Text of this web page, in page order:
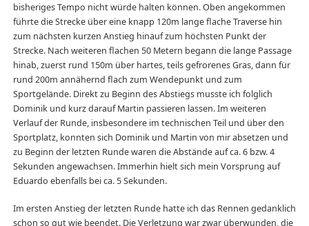
bisheriges Tempo nicht würde halten können. Oben angekommen
führte die Strecke über eine knapp 120m lange flache Traverse hin
zum nächsten kurzen Anstieg hinauf zum höchsten Punkt der
Strecke. Nach weiteren flachen 50 Metern begann die lange Passage
hinab, zuerst rund 150m über hartes, teils gefrorenes Gras, dann für
rund 200m annähernd flach zum Wendepunkt und zum
Sportgelände. Direkt zu Beginn des Abstiegs musste ich folglich
Dominik und kurz darauf Martin passieren lassen. Im weiteren
Verlauf der Runde, insbesondere im technischen Teil und über den
Sportplatz, konnten sich Dominik und Martin von mir absetzen und
zu Beginn der letzten Runde waren die Abstände auf ca. 6 bzw. 4
Sekunden angewachsen. Immerhin hielt sich mein Vorsprung auf
Eduardo ebenfalls bei ca. 5 Sekunden.
Im ersten Anstieg der letzten Runde hatte ich das Rennen gedanklich
schon so gut wie beendet. Die Verletzung war zwar überwunden, die